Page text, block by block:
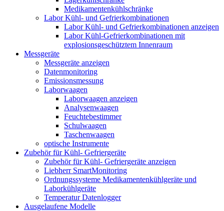
Medikamentenkühlschränke
Labor Kühl- und Gefrierkombinationen
Labor Kühl- und Gefrierkombinationen anzeigen
Labor Kühl-Gefrierkombinationen mit
explosionsgeschütztem Innenraum
Messgeräte
Messgeräte anzeigen
Datenmonitoring
Emissionsmessung
Laborwaagen
Laborwaagen anzeigen
Analysenwaagen
Feuchtebestimmer
Schulwaagen
Taschenwaagen
optische Instrumente
Zubehör für Kühl- Gefriergeräte
Zubehör für Kühl- Gefriergeräte anzeigen
Liebherr SmartMonitoring
Ordnungssysteme Medikamentenkühlgeräte und
Laborkühlgeräte
Temperatur Datenlogger
Ausgelaufene Modelle